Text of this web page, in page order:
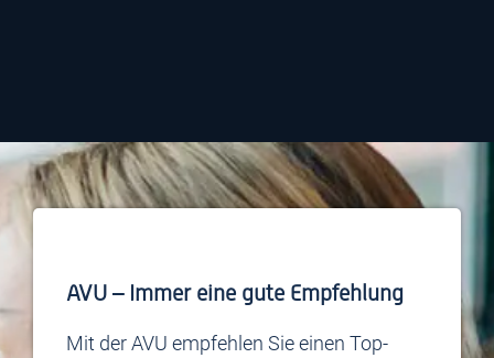
AVU – Immer eine gute Empfehlung
Mit der AVU empfehlen Sie einen Top-